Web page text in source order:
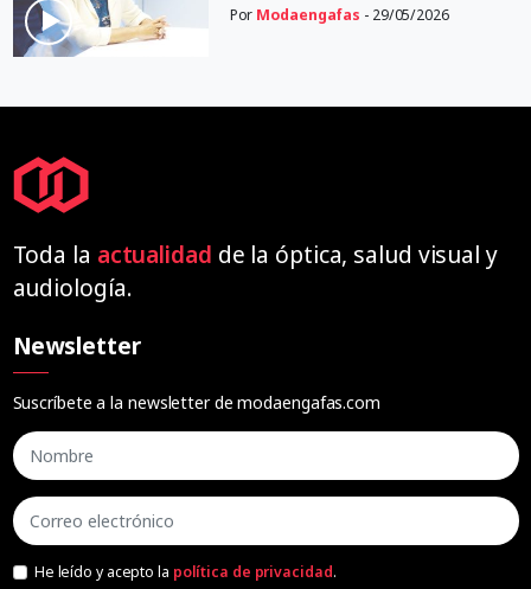
Por Modaengafas - 29/05/2026
Toda la actualidad de la óptica, salud visual y
audiología.
Newsletter
Suscríbete a la newsletter de modaengafas.com
He leído y acepto la política de privacidad.